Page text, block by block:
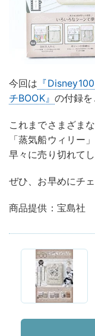
今回は 『
チBOOK』 の付録を
これまでさまざま
「蒸気船ウィリー
早々に売り切れて
ぜひ、お早めにチ
商品提供：宝島社